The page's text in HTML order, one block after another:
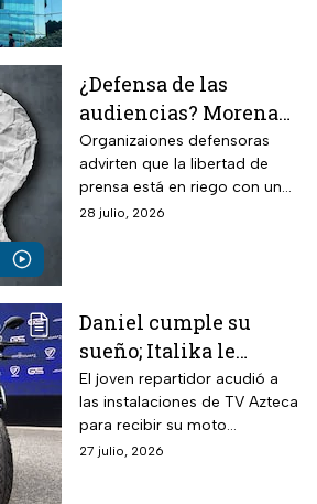
¿Defensa de las
audiencias? Morena
planea restringir la
libertad e expresión y
ampliar censura
Organizaiones defensoras
advirten que la libertad de
prensa está en riego con una
nueva ley sobre la supuesta
28 julio, 2026
Daniel cumple su
sueño; Italika le
regala una moto
adaptada para su silla
de ruedas “me
encanta su diseño”
El joven repartidor acudió a
las instalaciones de TV Azteca
para recibir su moto
adaptada; su historia se
27 julio, 2026